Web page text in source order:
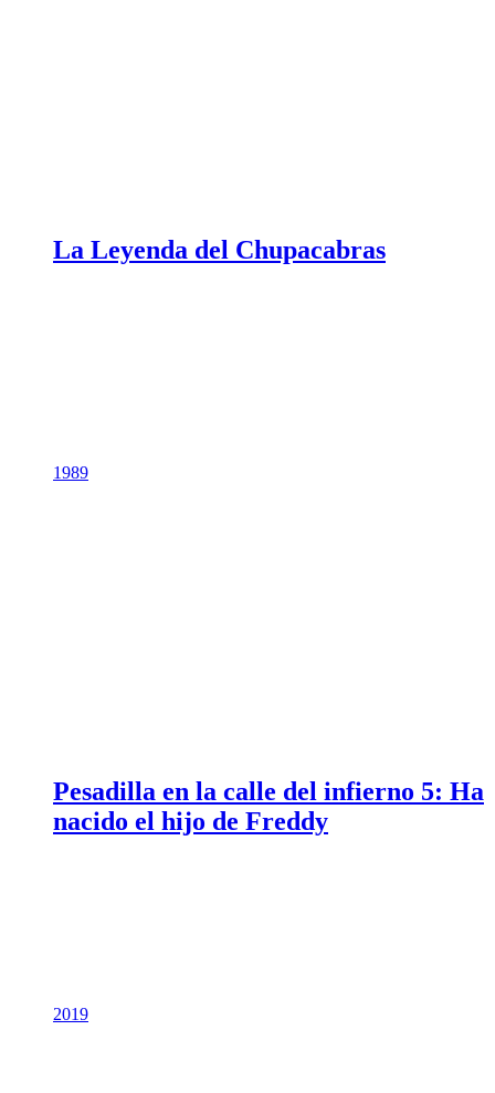
La Leyenda del Chupacabras
1989
Pesadilla en la calle del infierno 5: Ha
nacido el hijo de Freddy
2019